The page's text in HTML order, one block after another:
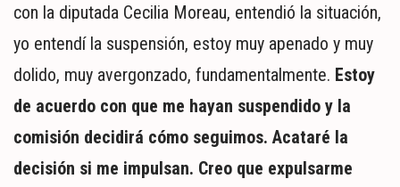
con la diputada Cecilia Moreau, entendió la situación,
yo entendí la suspensión, estoy muy apenado y muy
dolido, muy avergonzado, fundamentalmente. Estoy
de acuerdo con que me hayan suspendido y la
comisión decidirá cómo seguimos. Acataré la
decisión si me impulsan. Creo que expulsarme